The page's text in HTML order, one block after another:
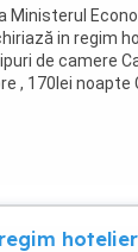
Ministerul
in regim
de camere
, 170lei noapte